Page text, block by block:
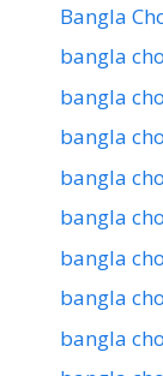
Bangla
bangla
bangla
bangla
bangla
bangla
bangla
bangla
bangla